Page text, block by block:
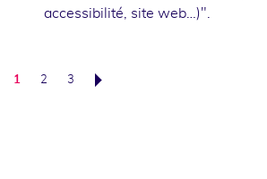
accessibilité, site web…)".
1 2 3